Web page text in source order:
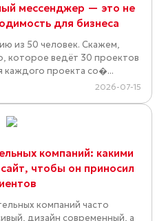
мессенджер — это не
для бизнеса
из 50 человек. Скажем,
которое ведёт 30 проектов
проекта со�...
2026-07-15
компаний: какими
чтобы он приносил
компаний часто
дизайн современный, а